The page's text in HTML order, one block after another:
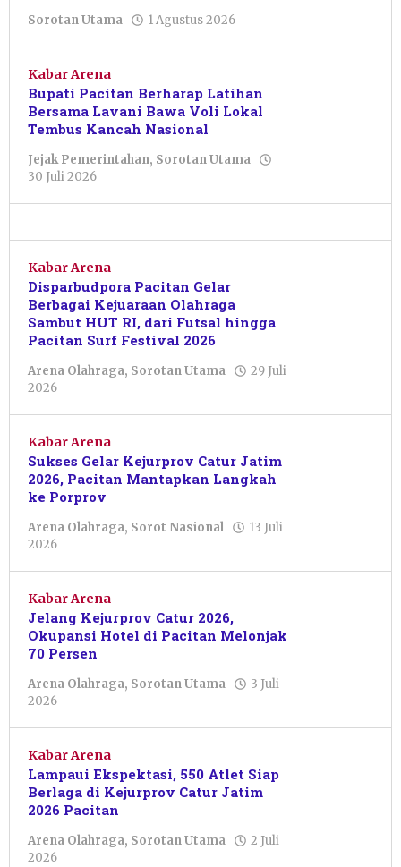
Sorotan Utama 1 Agustus 2026
Primanto
Kabar Arena
Bupati Pacitan Berharap Latihan
Bersama Lavani Bawa Voli Lokal
Tembus Kancah Nasional
Jejak Pemerintahan, Sorotan Utama
30 Juli 2026
Kabar Arena
Disparbudpora Pacitan Gelar
Berbagai Kejuaraan Olahraga
Sambut HUT RI, dari Futsal hingga
Pacitan Surf Festival 2026
Arena Olahraga, Sorotan Utama
29 Juli
2026
Primanto
Kabar Arena
Sukses Gelar Kejurprov Catur Jatim
2026, Pacitan Mantapkan Langkah
ke Porprov
Arena Olahraga, Sorot Nasional
13 Juli
2026
Wulandari
Kabar Arena
Jelang Kejurprov Catur 2026,
Okupansi Hotel di Pacitan Melonjak
70 Persen
Arena Olahraga, Sorotan Utama
3 Juli
2026
Tondo
Kabar Arena
Lampaui Ekspektasi, 550 Atlet Siap
Berlaga di Kejurprov Catur Jatim
2026 Pacitan
Arena Olahraga, Sorotan Utama
2 Juli
2026